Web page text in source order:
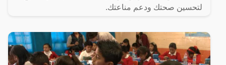
لتحسين صحتك ودعم مناعتك.